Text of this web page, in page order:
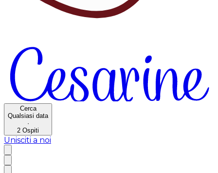
Cerca
Qualsiasi data
·
2 Ospiti
Unisciti a noi